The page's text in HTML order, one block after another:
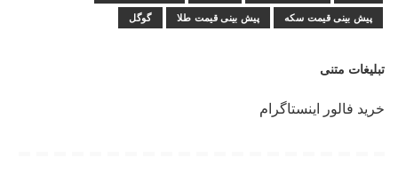
پیش بینی قیمت سکه پیش بینی قیمت طلا گوگل
تبلیغات متنی
خرید فالور اینستاگرام